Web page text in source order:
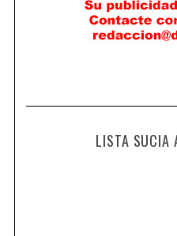
LISTA SUCIA